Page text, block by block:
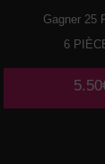
Gagner 25
6